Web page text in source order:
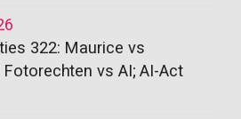
322: Maurice vs
vs AI; AI-Act